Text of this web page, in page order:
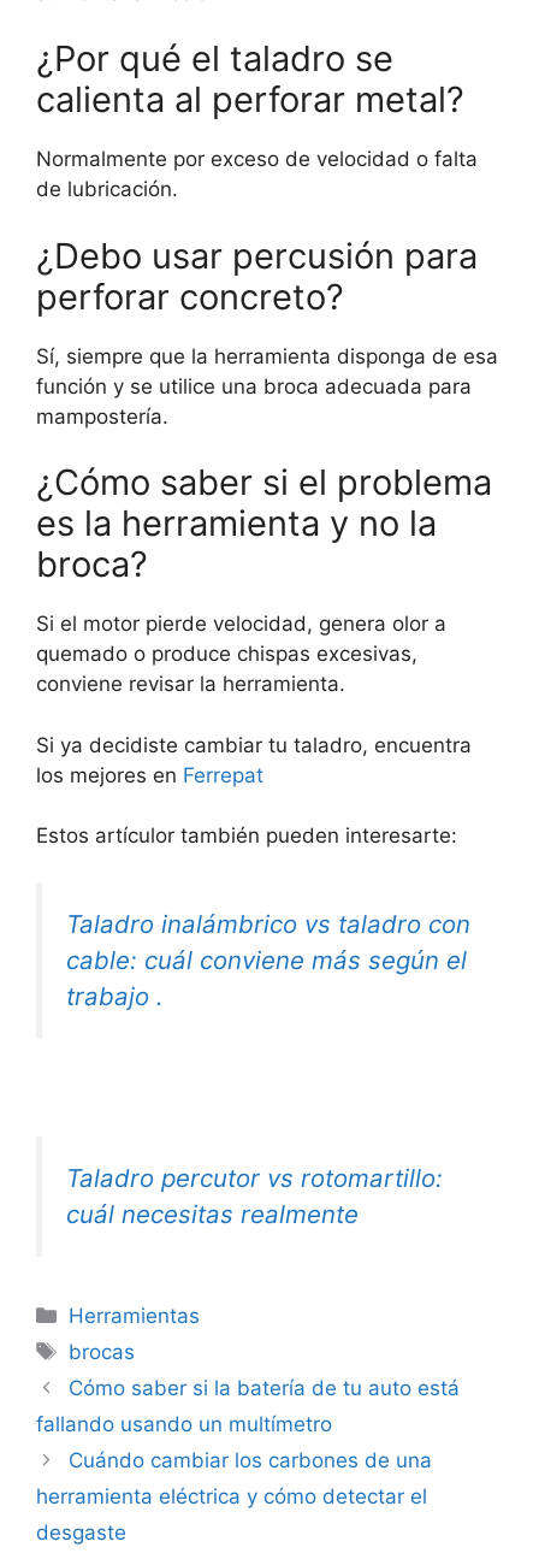
¿Por qué el taladro se
calienta al perforar metal?
Normalmente por exceso de velocidad o falta
de lubricación.
¿Debo usar percusión para
perforar concreto?
Sí, siempre que la herramienta disponga de esa
función y se utilice una broca adecuada para
mampostería.
¿Cómo saber si el problema
es la herramienta y no la
broca?
Si el motor pierde velocidad, genera olor a
quemado o produce chispas excesivas,
conviene revisar la herramienta.
Si ya decidiste cambiar tu taladro, encuentra
los mejores en Ferrepat
Estos artículor también pueden interesarte:
Taladro inalámbrico vs taladro con
cable: cuál conviene más según el
trabajo .
Taladro percutor vs rotomartillo:
cuál necesitas realmente
Categorías
Herramientas
Etiquetas
brocas
Cómo saber si la batería de tu auto está
fallando usando un multímetro
Cuándo cambiar los carbones de una
herramienta eléctrica y cómo detectar el
desgaste